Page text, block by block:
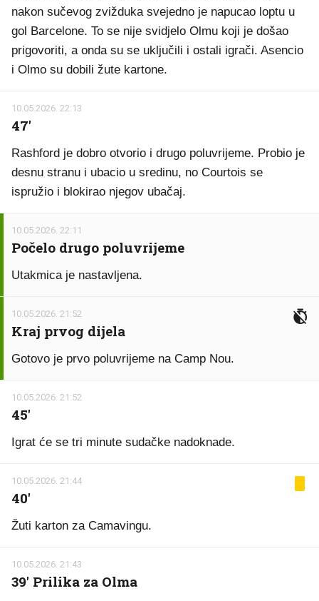
nakon sučevog zvižduka svejedno je napucao loptu u
gol Barcelone. To se nije svidjelo Olmu koji je došao
prigovoriti, a onda su se uključili i ostali igrači. Asencio
i Olmo su dobili žute kartone.
10.05.2026. 22:13
47'
Rashford je dobro otvorio i drugo poluvrijeme. Probio je
desnu stranu i ubacio u sredinu, no Courtois se
ispružio i blokirao njegov ubačaj.
10.05.2026. 22:11
Počelo drugo poluvrijeme
Utakmica je nastavljena.
10.05.2026. 21:52
Kraj prvog dijela
Gotovo je prvo poluvrijeme na Camp Nou.
10.05.2026. 21:52
45'
Igrat će se tri minute sudačke nadoknade.
10.05.2026. 21:44
40'
Žuti karton za Camavingu.
10.05.2026. 21:43
39' Prilika za Olma